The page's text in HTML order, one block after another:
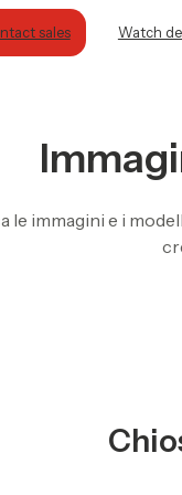
Contact sales
le immagini e i